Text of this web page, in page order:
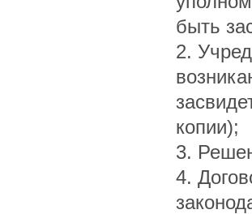
быть
2.
копии);
3.
4.